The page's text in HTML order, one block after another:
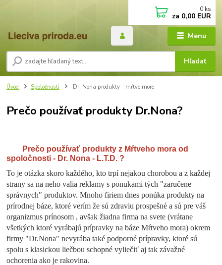
Menu
Hľadať
0 ks
za 0,00 EUR
Úvod Spoločnosti Dr. Nona produkty - mŕtve more
Prečo používať produkty Dr.Nona?
Prečo používať produkty z Mŕtveho mora od
spoločnosti - Dr. Nona - L.T.D. ?
To je otázka skoro každého, kto trpí nejakou chorobou a z každej
strany sa na neho valia reklamy s ponukami tých "zaručene
správnych" produktov. Mnoho firiem dnes ponúka produkty na
prírodnej báze, ktoré verím že sú zdraviu prospešné a sú pre váš
organizmus prínosom , avšak žiadna firma na svete (vrátane
všetkých ktoré vyrábajú prípravky na báze Mŕtveho mora) okrem
firmy "Dr.Nona" nevyrába také podporné prípravky, ktoré sú
spolu s klasickou liečbou schopné vyliečiť aj tak závažné
ochorenia ako je rakovina.